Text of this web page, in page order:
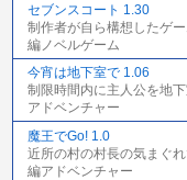
セブンスコート 1.30
制作者が自ら構想したゲ
編ノベルゲーム
今宵は地下室で 1.06
制限時間内に主人公を地
アドベンチャー
魔王でGo! 1.0
近所の村の村長の気まぐ
編アドベンチャー